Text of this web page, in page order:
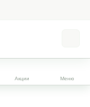
Акции Меню